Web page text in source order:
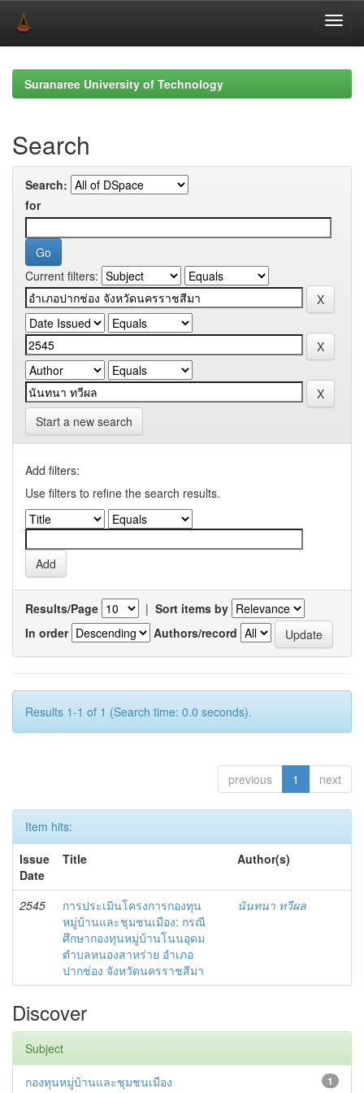
navigationSuranaree University of Technology
Search
Search:
for
Current filters:
Start a new search
Add filters:
Use filters to refine the search results.
Results/Page | Sort items by
In order
Authors/record
Results 1-1 of 1 (Search time: 0.0 seconds).
previous 1 next
Item hits:
Issue
Date
Title Author(s)
2545
การประเมินโครงการกองทุน
หมู่บ้านและชุมชนเมือง: กรณี
ศึกษากองทุนหมู่บ้านโนนอุดม
ตำบลหนองสาหร่าย อำเภอ
ปากช่อง จังหวัดนครราชสีมา
นันทนา ทวีผล
Discover
Subject
1
กองทุนหมู่บ้านและชุมชนเมือง